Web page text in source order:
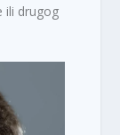
ili drugog